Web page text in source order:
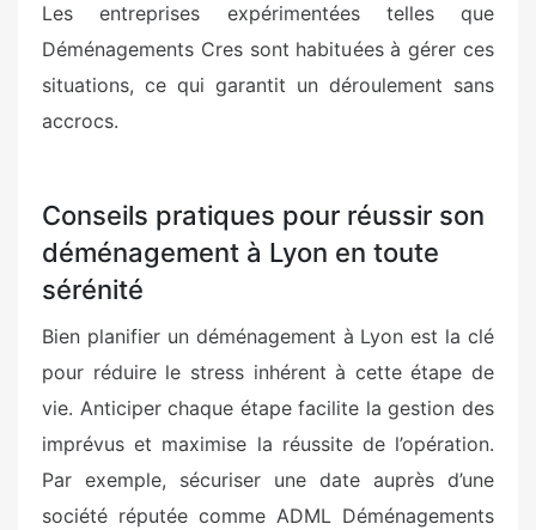
Les entreprises expérimentées telles que
Déménagements Cres sont habituées à gérer ces
situations, ce qui garantit un déroulement sans
accrocs.
Conseils pratiques pour réussir son
déménagement à Lyon en toute
sérénité
Bien planifier un déménagement à Lyon est la clé
pour réduire le stress inhérent à cette étape de
vie. Anticiper chaque étape facilite la gestion des
imprévus et maximise la réussite de l’opération.
Par exemple, sécuriser une date auprès d’une
société réputée comme ADML Déménagements